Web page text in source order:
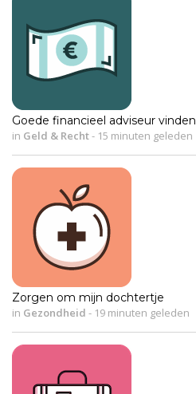
Goede financieel adviseur vinden
in Geld & Recht- 15 minuten geleden
Zorgen om mijn dochtertje
in Gezondheid - 19 minuten geleden